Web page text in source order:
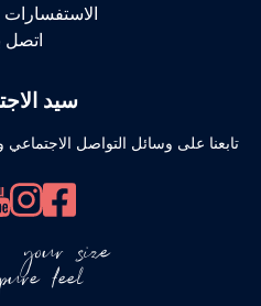
الاستفسارات
اتصل
سيد
تابعنا على وسائل التواصل
your size
pure feel